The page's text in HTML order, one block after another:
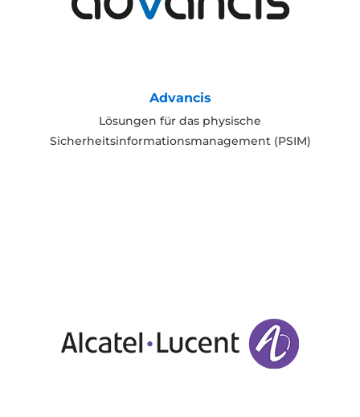
Advancis
Lösungen für das physische
Sicherheitsinformationsmanagement (PSIM)